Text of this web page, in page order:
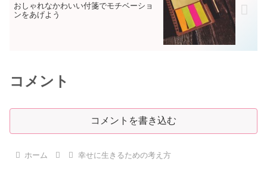
おしゃれなかわいい付箋でモチベーショ
ンをあげよう
コメント
コメントを書き込む
ホーム 幸せに生きるための考え方